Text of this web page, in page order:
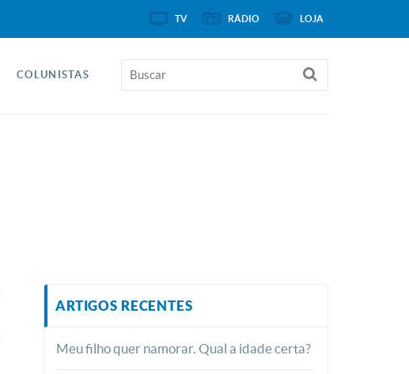
COLUNISTAS
ARTIGOS RECENTES
Meu filho quer namorar. Qual a idade certa?
TV RÁDIO LOJA